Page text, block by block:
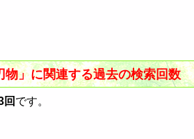
物」に関連する過去の検索回数
回 です。